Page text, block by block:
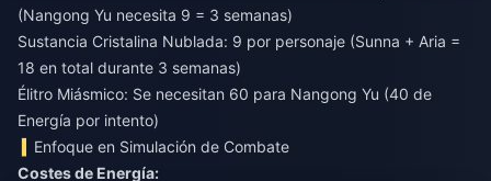
(Nangong Yu necesita 9 = 3 semanas)
Sustancia Cristalina Nublada: 9 por personaje (Sunna + Aria =
18 en total durante 3 semanas)
Élitro Miásmico: Se necesitan 60 para Nangong Yu (40 de
Energía por intento)
Enfoque en Simulación de Combate
Costes de Energía: